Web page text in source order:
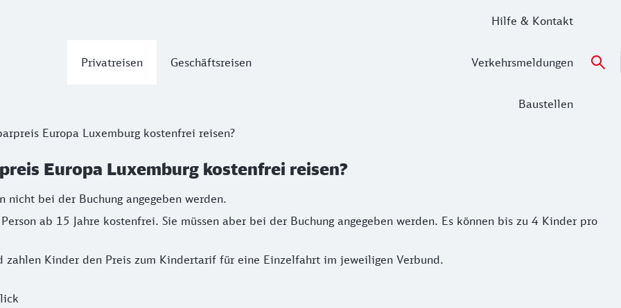
Privatreisen Geschäftsreisen
Hilfe & Kontakt
Verkehrsmeldungen
Baustellen
Europa Luxemburg kostenfrei reisen?
Europa Luxemburg kostenfrei reisen?
nicht bei der Buchung angegeben werden.
ab 15 Jahre kostenfrei. Sie müssen aber bei der Buchung angegeben werden. Es können bis zu 4 Kinder pro
zahlen Kinder den Preis zum Kindertarif für eine Einzelfahrt im jeweiligen Verbund.